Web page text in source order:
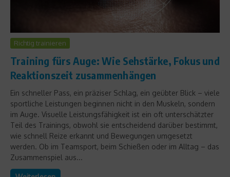
Richtig trainieren
Training fürs Auge: Wie Sehstärke, Fokus und
Reaktionszeit zusammenhängen
Ein schneller Pass, ein präziser Schlag, ein geübter Blick – viele
sportliche Leistungen beginnen nicht in den Muskeln, sondern
im Auge. Visuelle Leistungsfähigkeit ist ein oft unterschätzter
Teil des Trainings, obwohl sie entscheidend darüber bestimmt,
wie schnell Reize erkannt und Bewegungen umgesetzt
werden. Ob im Teamsport, beim Schießen oder im Alltag – das
Zusammenspiel aus...